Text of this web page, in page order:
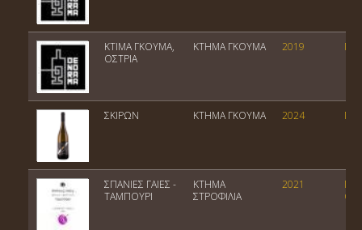
ΚΤIΜΑ ΓΚΟΥΜΑ,
OΣΤΡΙΑ
ΚΤΗΜΑ ΓΚΟΥΜΑ 2019
ΣΚΙΡΩΝ ΚΤΗΜΑ ΓΚΟΥΜΑ 2024
ΣΠΑΝΙΕΣ ΓΑΙΕΣ -
ΤΑΜΠΟΥΡΙ
ΚΤΗΜΑ
ΣΤΡΟΦΙΛΙΑ
2021